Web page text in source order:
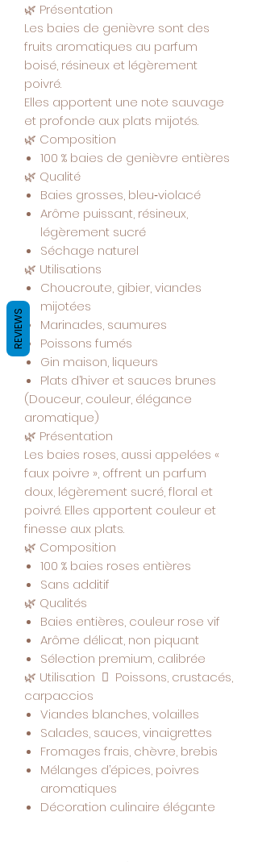
🌿 Présentation
Les baies de genièvre sont des
fruits aromatiques au parfum
boisé, résineux et légèrement
poivré.
Elles apportent une note sauvage
et profonde aux plats mijotés.
🌿 Composition
100 % baies de genièvre entières
🌿 Qualité
Baies grosses, bleu‑violacé
Arôme puissant, résineux,
légèrement sucré
Séchage naturel
🌿 Utilisations
Choucroute, gibier, viandes
mijotées
Marinades, saumures
Poissons fumés
Gin maison, liqueurs
Plats d’hiver et sauces brunes
(Douceur, couleur, élégance
aromatique)
🌿 Présentation
Les baies roses, aussi appelées «
faux poivre », offrent un parfum
doux, légèrement sucré, floral et
poivré. Elles apportent couleur et
finesse aux plats.
🌿 Composition
100 % baies roses entières
Sans additif
🌿 Qualités
Baies entières, couleur rose vif
Arôme délicat, non piquant
Sélection premium, calibrée
🌿 Utilisation  Poissons, crustacés,
carpaccios
Viandes blanches, volailles
Salades, sauces, vinaigrettes
Fromages frais, chèvre, brebis
Mélanges d’épices, poivres
aromatiques
Décoration culinaire élégante
REVIEWS